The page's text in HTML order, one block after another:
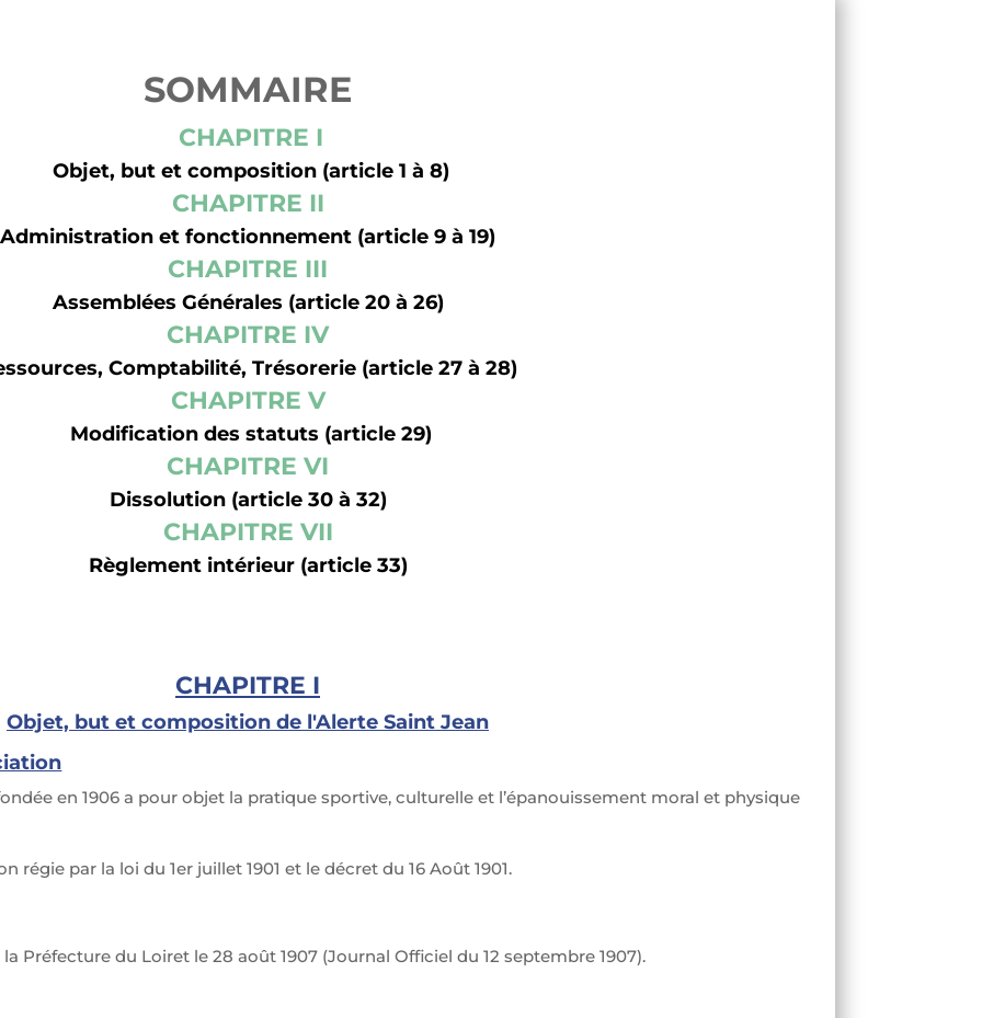
SOMMAIRE
CHAPITRE I
Objet, but et composition (article 1 à 8)
CHAPITRE II
Administration et fonctionnement (article 9 à 19)
CHAPITRE III
Assemblées Générales (article 20 à 26)
CHAPITRE IV
Comptabilité, Trésorerie (article 27 à 28)
CHAPITRE V
Modification des statuts (article 29)
CHAPITRE VI
Dissolution (article 30 à 32)
CHAPITRE VII
Règlement intérieur (article 33)
CHAPITRE I
Objet, but et composition de l'Alerte Saint Jean
en 1906 a pour objet la pratique sportive, culturelle et l’épanouissement moral et physique
régie par la loi du 1er juillet 1901 et le décret du 16 Août 1901.
Préfecture du Loiret le 28 août 1907 (Journal Officiel du 12 septembre 1907).